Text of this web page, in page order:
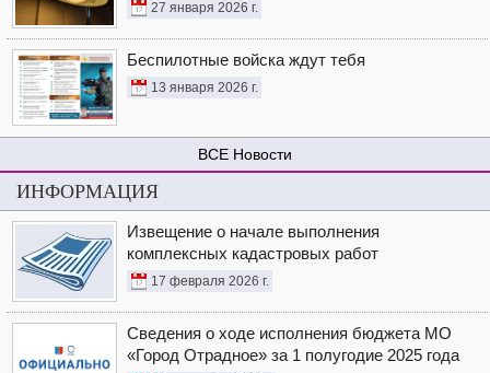
27 января 2026 г.
Беспилотные войска ждут тебя
13 января 2026 г.
Новости
ИНФОРМАЦИЯ
Извещение о начале выполнения
комплексных кадастровых работ
17 февраля 2026 г.
Сведения о ходе исполнения бюджета МО
«Город Отрадное» за 1 полугодие 2025 года